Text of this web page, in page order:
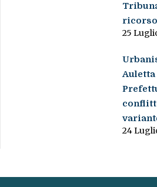
25
Auletta
24